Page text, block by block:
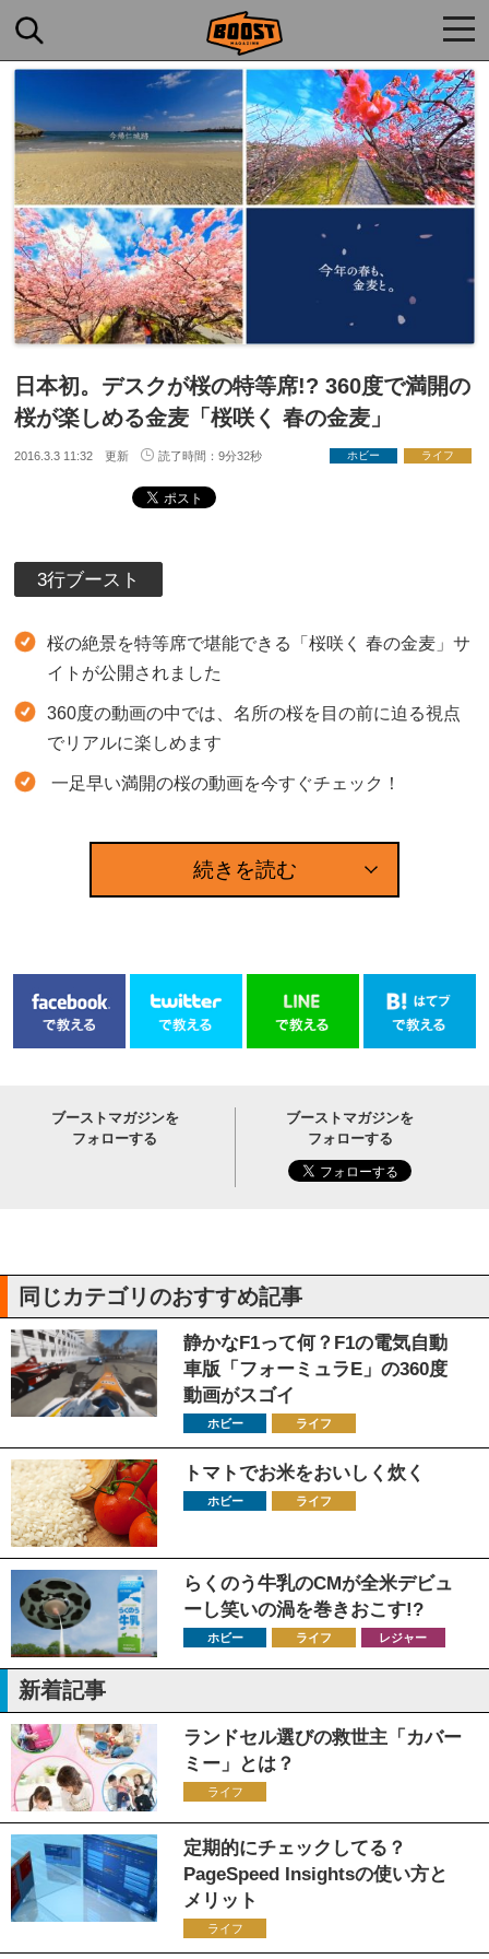
日本初。デスクが桜の特等席!? 360度で満開の
桜が楽しめる金麦「桜咲く 春の金麦」
2016.3.3 11:32 更新 読了時間：9分32秒 ホビー ライフ
3行ブースト
桜の絶景を特等席で堪能できる「桜咲く 春の金麦」サ
イトが公開されました
360度の動画の中では、名所の桜を目の前に迫る視点
でリアルに楽しめます
一足早い満開の桜の動画を今すぐチェック！
続きを読む
ブーストマガジンを
フォローする
ブーストマガジンを
フォローする
同じカテゴリのおすすめ記事
静かなF1って何？F1の電気自動
車版「フォーミュラE」の360度
動画がスゴイ
ホビー ライフ
トマトでお米をおいしく炊く
ホビー ライフ
らくのう牛乳のCMが全米デビュ
ーし笑いの渦を巻きおこす!?
ホビー ライフ レジャー
新着記事
ランドセル選びの救世主「カバー
ミー」とは？
ライフ
定期的にチェックしてる？
PageSpeed Insightsの使い方と
メリット
ライフ